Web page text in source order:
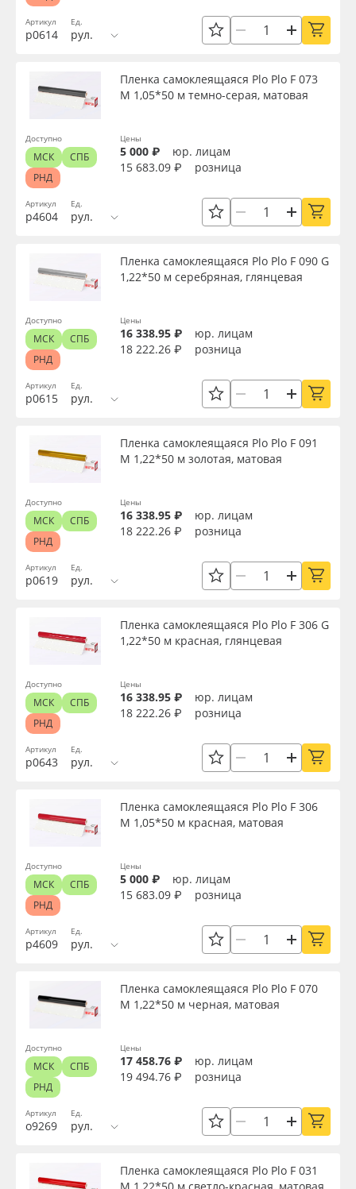
Артикул
р0614
Ед.
рул.
Артикул
р4604
Пленка самоклеящаяся Plo Plo F 073
M 1,05*50 м темно-серая, матовая
Ед.
рул.
Цены
5 000 ₽
юр. лицам
15 683.09 ₽
розница
Доступно
МСК
СПБ
РНД
Артикул
р0615
Пленка самоклеящаяся Plo Plo F 090 G
1,22*50 м серебряная, глянцевая
Ед.
рул.
Цены
16 338.95 ₽
юр. лицам
18 222.26 ₽
розница
Доступно
МСК
СПБ
РНД
Артикул
р0619
Пленка самоклеящаяся Plo Plo F 091
M 1,22*50 м золотая, матовая
Ед.
рул.
Цены
16 338.95 ₽
юр. лицам
18 222.26 ₽
розница
Доступно
МСК
СПБ
РНД
Артикул
р0643
Пленка самоклеящаяся Plo Plo F 306 G
1,22*50 м красная, глянцевая
Ед.
рул.
Цены
16 338.95 ₽
юр. лицам
18 222.26 ₽
розница
Доступно
МСК
СПБ
РНД
Артикул
р4609
Пленка самоклеящаяся Plo Plo F 306
M 1,05*50 м красная, матовая
Ед.
рул.
Цены
5 000 ₽
юр. лицам
15 683.09 ₽
розница
Доступно
МСК
СПБ
РНД
Артикул
о9269
Пленка самоклеящаяся Plo Plo F 070
M 1,22*50 м черная, матовая
Ед.
рул.
Цены
17 458.76 ₽
юр. лицам
19 494.76 ₽
розница
Доступно
МСК
СПБ
РНД
Пленка самоклеящаяся Plo Plo F 031